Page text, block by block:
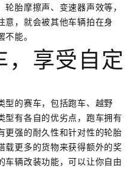
胎摩擦声、变速器声效等，
意，就会被其他车辆拍在身
能。
，享受自定
型的赛车，包括跑车、越野
型有各自的优劣点，跑车拥有
更强的耐久性和针对性的轮胎
载更多的货物来获得额外的奖
车辆改装功能，可以让你自由